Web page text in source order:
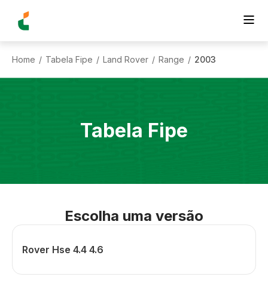
Home / Tabela Fipe / Land Rover / Range / 2003
Tabela Fipe
Escolha uma versão
Rover Hse 4.4 4.6